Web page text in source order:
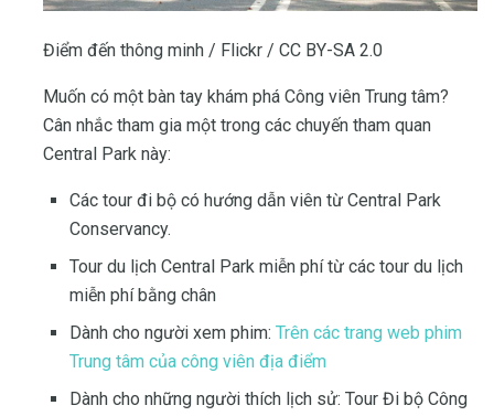
Điểm đến thông minh / Flickr / CC BY-SA 2.0
Muốn có một bàn tay khám phá Công viên Trung tâm?
Cân nhắc tham gia một trong các chuyến tham quan
Central Park này:
Các tour đi bộ có hướng dẫn viên từ Central Park
Conservancy.
Tour du lịch Central Park miễn phí từ các tour du lịch
miễn phí bằng chân
Dành cho người xem phim: Trên các trang web phim
Trung tâm của công viên địa điểm
Dành cho những người thích lịch sử: Tour Đi bộ Công